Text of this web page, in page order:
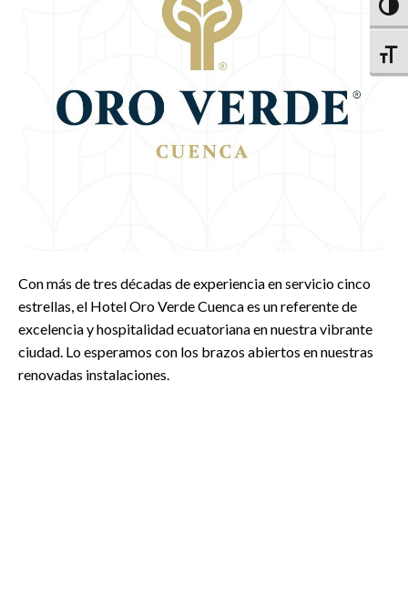
Con más de tres décadas de experiencia en servicio cinco
estrellas, el Hotel Oro Verde Cuenca es un referente de
excelencia y hospitalidad ecuatoriana en nuestra vibrante
ciudad. Lo esperamos con los brazos abiertos en nuestras
renovadas instalaciones.